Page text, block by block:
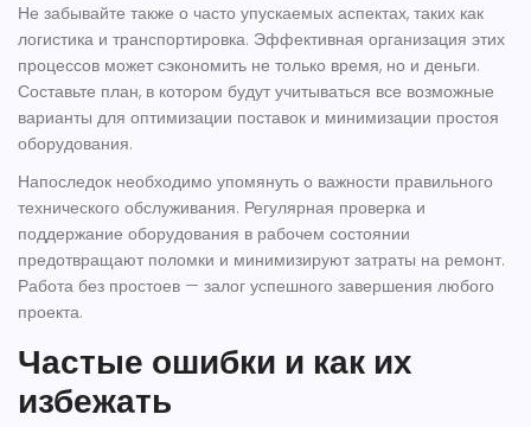
Не забывайте также о часто упускаемых аспектах, таких как
логистика и транспортировка. Эффективная организация этих
процессов может сэкономить не только время, но и деньги.
Составьте план, в котором будут учитываться все возможные
варианты для оптимизации поставок и минимизации простоя
оборудования.
Напоследок необходимо упомянуть о важности правильного
технического обслуживания. Регулярная проверка и
поддержание оборудования в рабочем состоянии
предотвращают поломки и минимизируют затраты на ремонт.
Работа без простоев — залог успешного завершения любого
проекта.
Частые ошибки и как их
избежать